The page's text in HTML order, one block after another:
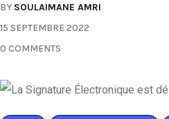
BY SOULAIMANE AMRI
15 SEPTEMBRE 2022
0 COMMENTS